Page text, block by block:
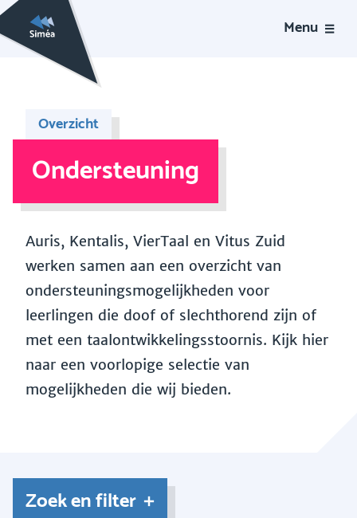
Menu
Overzicht
Ondersteuning
Auris, Kentalis, VierTaal en Vitus Zuid
werken samen aan een overzicht van
ondersteuningsmogelijkheden voor
leerlingen die doof of slechthorend zijn of
met een taalontwikkelingsstoornis. Kijk hier
naar een voorlopige selectie van
mogelijkheden die wij bieden.
Zoek en filter